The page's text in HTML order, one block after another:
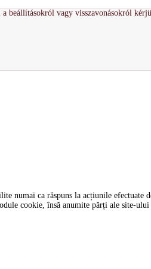
beállításokról vagy visszavonásokról
numai ca răspuns la acțiunile efectuate
cookie, însă anumite părți ale site-ului